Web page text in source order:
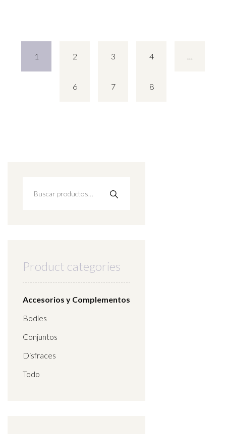
1 2 3 4 …
6 7 8
por:
Product categories
Accesorios y Complementos
Bodies
Conjuntos
Disfraces
Todo